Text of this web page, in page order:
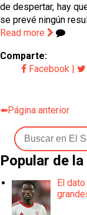
de despertar, hay
se prevé ningún
Read more
Comparte:
Facebook |
⬅️Página anterior
Popular de
El